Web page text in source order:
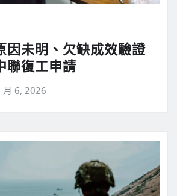
因未明、欠缺成效驗證
聯復工申請
月 6, 2026